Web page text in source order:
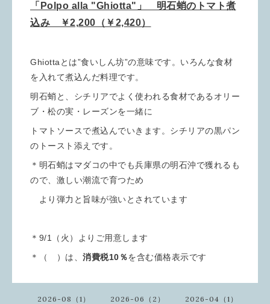
「Polpo alla "Ghiotta"」 明石蛸のトマト煮
込み ￥2,200（￥2,420）
Ghiottaとは”食いしん坊”の意味です。いろんな食材
を入れて煮込んだ料理です。
明石蛸と、シチリアでよく使われる食材であるオリー
ブ・松の実・レーズンを一緒に
トマトソースで煮込んでいきます。シチリアの黒パン
のトースト添えです。
＊明石蛸はマダコの中でも兵庫県の明石沖で獲れるも
ので、激しい潮流で育つため
より弾力と旨味が強いとされています
＊9/1（火）よりご用意します
＊（ ）は、 消費税10％を含む価格表示です
2026-08（1） 2026-06（2） 2026-04（1）